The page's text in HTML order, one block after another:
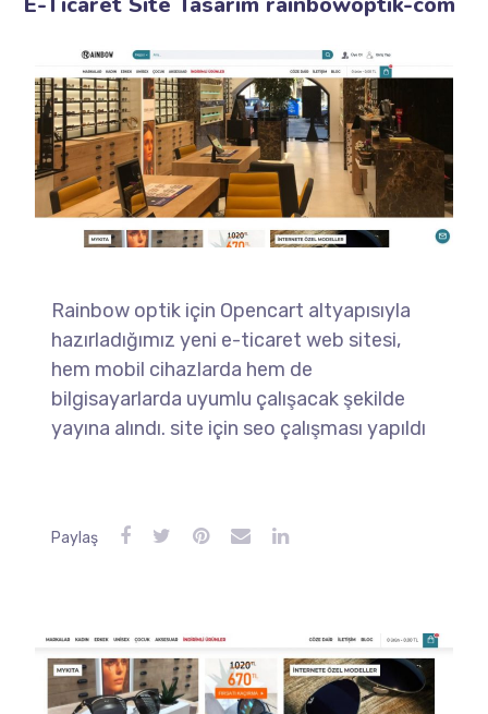
Rainbow optik için Opencart altyapısıyla
hazırladığımız yeni e-ticaret web sitesi,
hem mobil cihazlarda hem de
bilgisayarlarda uyumlu çalışacak şekilde
yayına alındı. site için seo çalışması yapıldı
Paylaş